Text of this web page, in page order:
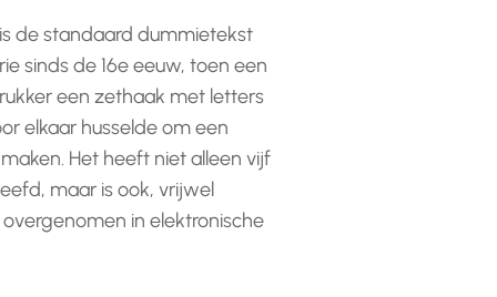
de standaard dummietekst
sinds de 16e eeuw, toen een
een zethaak met letters
elkaar husselde om een
Het heeft niet alleen vijf
maar is ook, vrijwel
in elektronische